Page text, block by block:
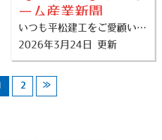
ーム産業新聞
（2026年3月23日
発行・第1690号）
に掲載されました
いつも平松建工をご愛顧いただき、誠にありがとうございます。 このたび、リフォーム業界の専門紙「リフォーム産業新聞」（2026年3月23日発行・第1690号）にて、弊社 株式会社平松建工（ウインググループ）が紹介されました。 掲載概要 メディア名 リフォーム産業新聞（2026年3月23日発行・第1690号） 掲載タイトル 「20坪の塗装専門店を開設 ── 14メートルの宣伝カー巡回も」 内容 愛知県東海市を拠点に、リフォーム・外壁塗装・リノベーションなど9つの専門ブランドを展開する平松建工 ウインググループのエリア拡大戦略が取り上げられました。今年2月に愛知県刈谷市に新たに開設した塗装専門店の出店や、14メートルの大型アドトラックを活用した認知度向上施策、そして3年以内に売上36億円を目指す今後の事業計画などが紹介されています。 また、同記事の中では、代表・平松利彦が自社で培ってきたリフォーム経営のノウハウを全国の経営者に直接レクチャーしていくコンサルティング事業「THE FORWARD（次世代リフォーム経営者クラブ）」を新たにスタートさせたことも併せて紹介されました。 記事要約 本紙面では、弊社のエリア拡大戦略と新たな事業展開の2つのテーマが取り上げられています。 【新店舗の出店・エリア拡大】 弊社は2026年2月、愛知県刈谷市に新たな塗装専門店を開設いたしました。これにより、既存のリフォーム専門店2店舗と合わせ、大型複合施設を含む計4店舗体制となります。さらに14メートルの大型アドトラックを知多半島エリアで巡回させ、地域のお客様への認知度向上を図ってまいります。 【「THE FORWARD」── 経営ノウハウを業界へ】 2026年4月より、リフォーム会社の経営者を対象としたコンサルティング事業「THE FORWARD（次世代リフォーム経営者クラブ）」を開始いたします。 THE FORWARDは、弊社代表・平松利彦が10年間で売上を約7倍（21.3億円）に成長させてきた経営ノウハウを、全国のリフォーム会社経営者に6カ月間かけて直接レクチャーするプログラムです。利益を残すための財務構造、営業組織づくり、集客・マーケティング戦略まで、実践的な経営メソッドを体系的にお伝えしていきます。 平松は、「売上の規模によって企業ごとに課題は異なります。これまで自らが乗り越えてきた経験をもとに、実践的なコンサルティングを行っていきたい」と語っています。 ▶ THE FORWARD の詳細はこちら https://forward-reformclub.jp/ 地域の皆様へ 平松建工ウインググループは、「愛知県の奥様を笑顔にする」という経営ビジョンのもと、知多半島を中心にリフォーム・リノベーション・外壁塗装・新築など、住まいに関する幅広いサービスをご提供しております。 このたびの新聞掲載を励みに、これからも地域の皆様に信頼していただける住まいのパートナーであり続けられるよう、スタッフ一同精進してまいります。 リフォームに関するご相談は、お気軽にお問い合わせください。
2026年3月24日 更新
2 ≫